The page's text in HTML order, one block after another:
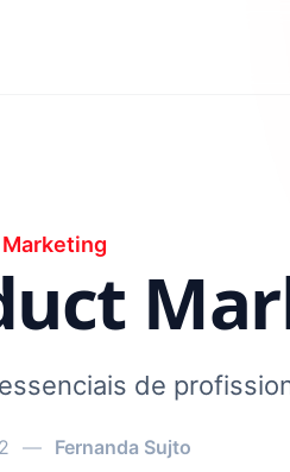
de
— Fernanda Sujto